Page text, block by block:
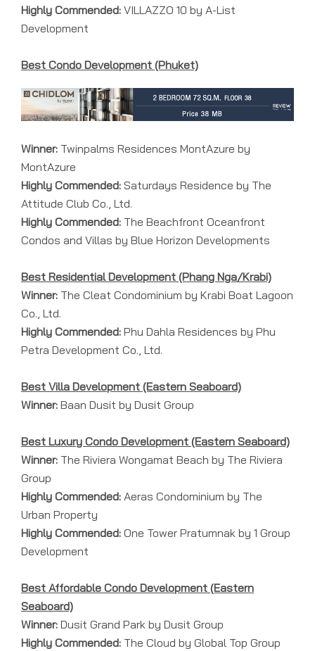
Highly Commended: VILLAZZO 10 by A-List
Development
Best Condo Development (Phuket)
Winner: Twinpalms Residences MontAzure by
MontAzure
Highly Commended: Saturdays Residence by The
Attitude Club Co., Ltd.
Highly Commended: The Beachfront Oceanfront
Condos and Villas by Blue Horizon Developments
Best Residential Development (Phang Nga/Krabi)
Winner: The Cleat Condominium by Krabi Boat Lagoon
Co., Ltd.
Highly Commended: Phu Dahla Residences by Phu
Petra Development Co., Ltd.
Best Villa Development (Eastern Seaboard)
Winner: Baan Dusit by Dusit Group
Best Luxury Condo Development (Eastern Seaboard)
Winner: The Riviera Wongamat Beach by The Riviera
Group
Highly Commended: Aeras Condominium by The
Urban Property
Highly Commended: One Tower Pratumnak by 1 Group
Development
Best Affordable Condo Development (Eastern
Seaboard)
Winner: Dusit Grand Park by Dusit Group
Highly Commended: The Cloud by Global Top Group